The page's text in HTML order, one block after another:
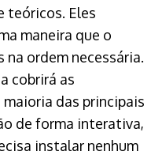
teóricos. Eles
maneira que o
na ordem necessária.
cobrirá as
das principais
de forma interativa,
instalar nenhum